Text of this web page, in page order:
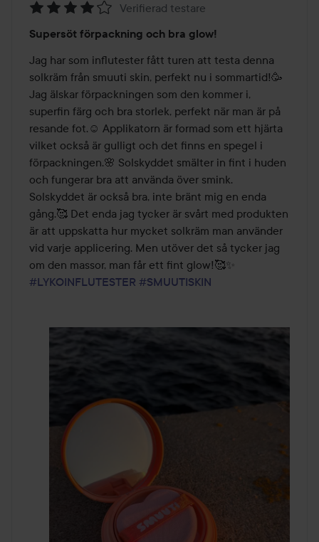
4
av
5
Verifierad testare
Supersöt förpackning och bra glow!
Jag har som influtester fått turen att testa denna
solkräm från smuuti skin, perfekt nu i sommartid!🥳
Jag älskar förpackningen som den kommer i,
superfin färg och bra storlek, perfekt när man är på
resande fot.☺️ Applikatorn är formad som ett hjärta
vilket också är gulligt och det finns en spegel i
förpackningen.🌸 Solskyddet smälter in fint i huden
och fungerar bra att använda över smink.
Solskyddet är också bra, inte bränt mig en enda
gång.🥰 Det enda jag tycker är svårt med produkten
är att uppskatta hur mycket solkräm man använder
vid varje applicering. Men utöver det så tycker jag
#LYKOINFLUTESTER #SMUUTISKIN